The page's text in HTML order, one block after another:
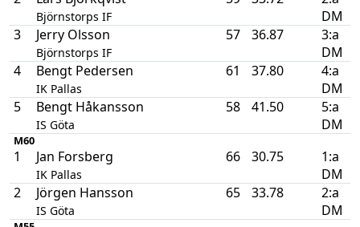
Björnstorps IF
DM
3
Jerry Olsson
Björnstorps IF
57 36.87
3:a
DM
4
Bengt Pedersen
IK Pallas
61 37.80
4:a
DM
5
Bengt Håkansson
IS Göta
58 41.50
5:a
DM
M60
1 Jan Forsberg
IK Pallas
66 30.75
1:a
DM
2
Jörgen Hansson
IS Göta
65 33.78
2:a
DM